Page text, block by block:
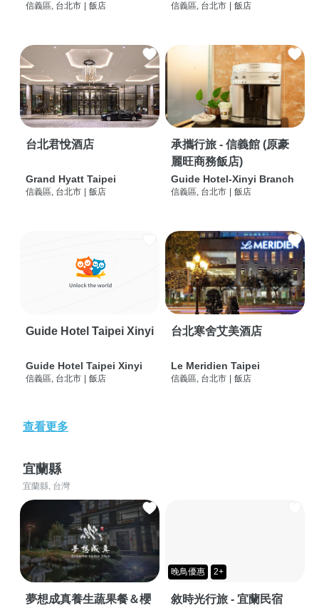
信義區, 台北市 飯店 信義區, 台北市 飯店
台北君悅酒店
Grand Hyatt Taipei
信義區, 台北市 飯店
承攜行旅 - 信義館 (原豪
麗旺商務飯店)
Guide Hotel-Xinyi Branch
信義區, 台北市 飯店
Guide Hotel Taipei Xinyi
Guide Hotel Taipei Xinyi
信義區, 台北市 | 飯店
台北寒舍艾美酒店
Le Meridien Taipei
信義區, 台北市 | 飯店
查看更多
宜蘭縣
宜蘭縣, 台灣
夢想成真養生蔬果餐＆櫻
晚鳥優惠 2+
敘時光行旅 - 宜蘭民宿